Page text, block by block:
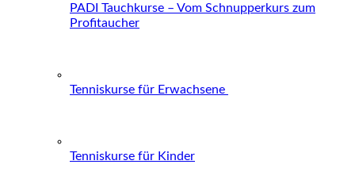
PADI Tauchkurse – Vom Schnupperkurs zum
Profitaucher
Tenniskurse für Erwachsene
Tenniskurse für Kinder